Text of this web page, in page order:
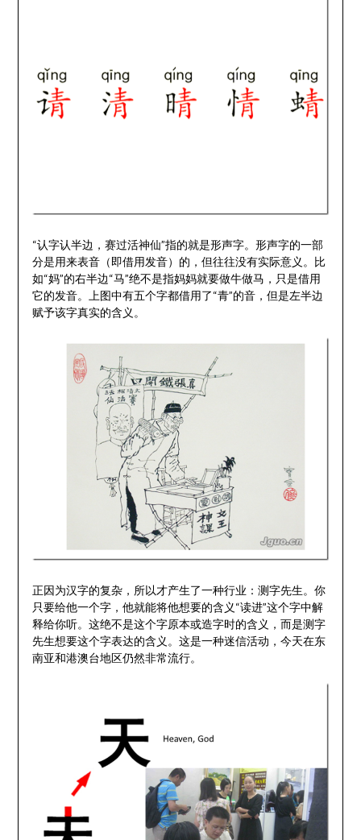
“认字认半边，赛过活神仙”指的就是形声字。形声字的一部
分是用来表音（即借用发音）的，但往往没有实际意义。比
如“妈”的右半边“马”绝不是指妈妈就要做牛做马，只是借用
它的发音。上图中有五个字都借用了“青”的音，但是左半边
赋予该字真实的含义。
正因为汉字的复杂，所以才产生了一种行业：测字先生。你
只要给他一个字，他就能将他想要的含义“读进”这个字中解
释给你听。这绝不是这个字原本或造字时的含义，而是测字
先生想要这个字表达的含义。这是一种迷信活动，今天在东
南亚和港澳台地区仍然非常流行。